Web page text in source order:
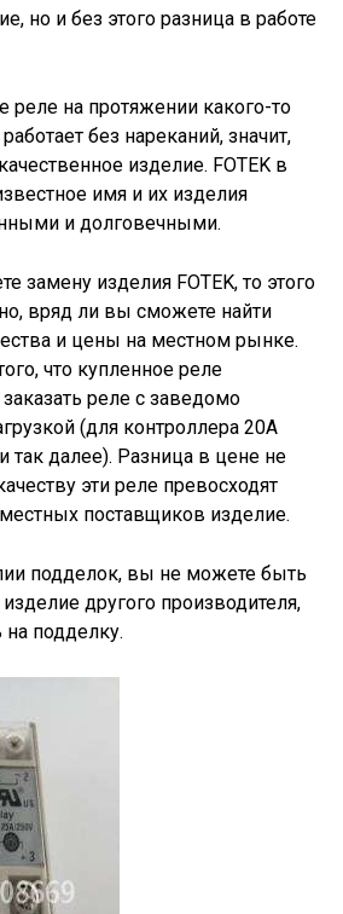
но и без этого разница в работе
реле на протяжении какого-то
без нареканий, значит,
изделие. FOTEK в
имя и их изделия
и долговечными.
замену изделия FOTEK, то этого
вряд ли вы сможете найти
и цены на местном рынке.
что купленное реле
реле с заведомо
(для контроллера 20А
так далее). Разница в цене не
эти реле превосходят
поставщиков изделие.
подделок, вы не можете быть
другого производителя,
на подделку.